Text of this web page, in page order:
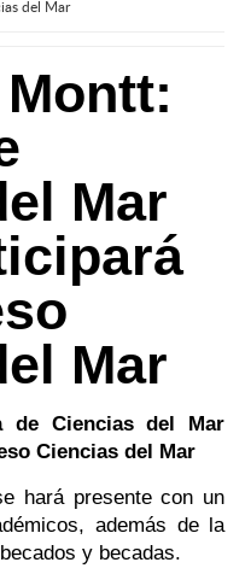
del Mar
Mar
Mar
de Ciencias del Mar
Ciencias del Mar
hará presente con un
además de la
y becadas.